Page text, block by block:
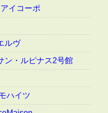
イコーポ
ルヴ
ン・ルピナス2号館
ハイツ